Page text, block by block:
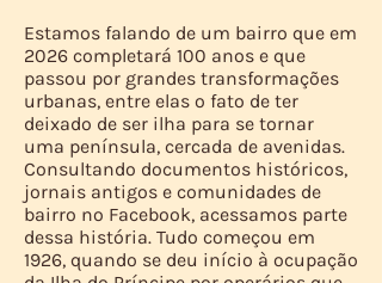
Estamos falando de um bairro que em
2026 completará 100 anos e que
passou por grandes transformações
urbanas, entre elas o fato de ter
deixado de ser ilha para se tornar
uma península, cercada de avenidas.
Consultando documentos históricos,
jornais antigos e comunidades de
bairro no Facebook, acessamos parte
dessa história. Tudo começou em
1926, quando se deu início à ocupação